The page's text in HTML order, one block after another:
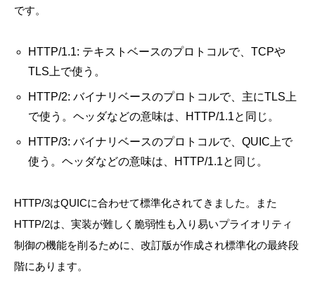
です。
HTTP/1.1: テキストベースのプロトコルで、TCPや
TLS上で使う。
HTTP/2: バイナリベースのプロトコルで、主にTLS上
で使う。ヘッダなどの意味は、HTTP/1.1と同じ。
HTTP/3: バイナリベースのプロトコルで、QUIC上で
使う。ヘッダなどの意味は、HTTP/1.1と同じ。
HTTP/3はQUICに合わせて標準化されてきました。また
HTTP/2は、実装が難しく脆弱性も入り易いプライオリティ
制御の機能を削るために、改訂版が作成され標準化の最終段
階にあります。